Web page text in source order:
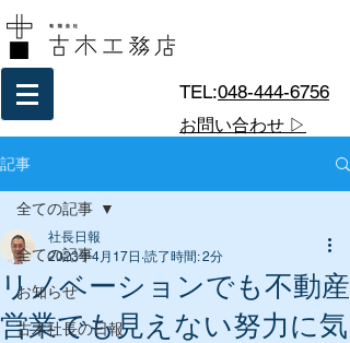
TEL:048-444-6756
お問い合わせ ▷
記事
全ての記事
お知らせ
古木社長の日報
全ての記事
リノベーションでも不動産
営業でも見えない努力に気
社長日報
2023年4月17日 読了時間: 2分